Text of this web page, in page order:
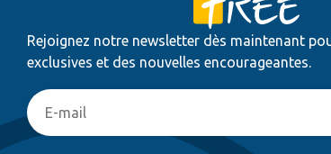
Rejoignez notre newsletter dès maintenant
exclusives et des nouvelles encourageantes.